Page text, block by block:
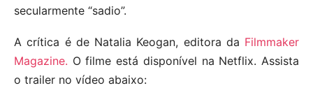
secularmente “sadio”.
A crítica é de Natalia Keogan, editora da Filmmaker
Magazine. O filme está disponível na Netflix. Assista
o trailer no vídeo abaixo: